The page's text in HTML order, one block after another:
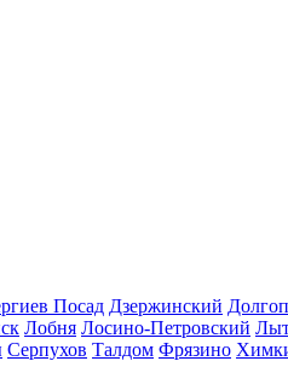
Посад Дзержинский
Лобня Лосино-Петровский
Серпухов Талдом Фрязино